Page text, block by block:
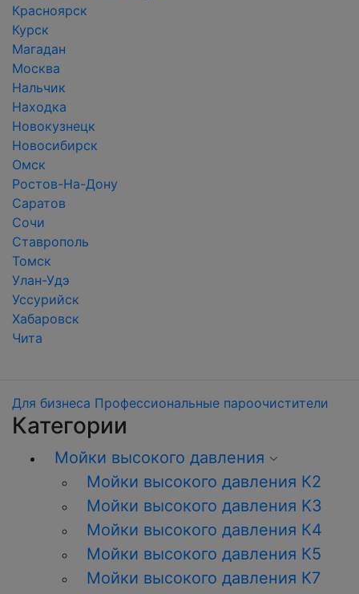
Красноярск
Курск
Магадан
Москва
Нальчик
Находка
Новокузнецк
Новосибирск
Омск
Ростов-На-Дону
Саратов
Сочи
Ставрополь
Томск
Улан-Удэ
Уссурийск
Хабаровск
Чита
Для бизнеса Профессиональные пароочистители
Категории
Мойки высокого давления
Мойки высокого давления К2
Мойки высокого давления K3
Мойки высокого давления К4
Мойки высокого давления К5
Мойки высокого давления К7